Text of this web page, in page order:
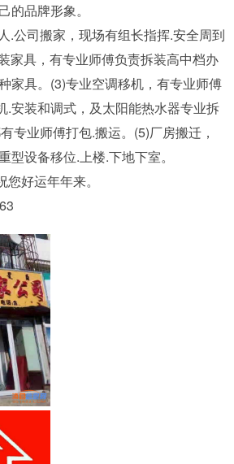
的品牌形象。
.公司搬家，现场有组长指挥.安全周到
家具，有专业师傅负责拆装高中档办
家具。(3)专业空调移机，有专业师傅
.安装和调式，及太阳能热水器专业拆
专业师傅打包.搬运。(5)厂房搬迁，
型设备移位.上楼.下地下室。
好运年年来。